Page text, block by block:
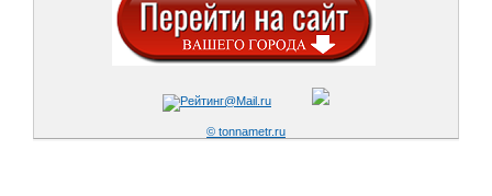
© tonnametr.ru